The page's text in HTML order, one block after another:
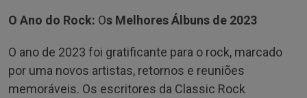
O Ano do Rock: Os Melhores Álbuns de 2023
O ano de 2023 foi gratificante para o rock, marcado
por uma novos artistas, retornos e reuniões
memoráveis. Os escritores da Classic Rock